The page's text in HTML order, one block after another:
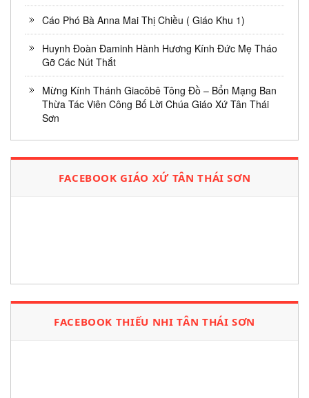
Cáo Phó Bà Anna Mai Thị Chiều ( Giáo Khu 1)
Huynh Đoàn Đaminh Hành Hương Kính Đức Mẹ Tháo
Gỡ Các Nút Thắt
Mừng Kính Thánh Giacôbê Tông Đồ – Bổn Mạng Ban
Thừa Tác Viên Công Bố Lời Chúa Giáo Xứ Tân Thái
Sơn
FACEBOOK GIÁO XỨ TÂN THÁI SƠN
FACEBOOK THIẾU NHI TÂN THÁI SƠN